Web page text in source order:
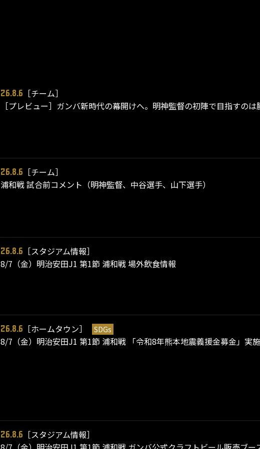
26.8.6
［チーム］
［プレビュー］ガンバ新時代の幕開けへ。明神監督の初陣で目指すのは
26.8.6
［チーム］
浦和戦 試合前コメント（明神監督、中谷選手、山下選手）
26.8.6
［スタジアム情報］
8/7（金）明治安田J1 第1節 浦和戦 場外飲食情報
26.8.6 ［ホームタウン］ SDGs
8/7（金）明治安田J1 第1節 浦和戦 「令和8年熊本地震義援金募金」実
26.8.6
［スタジアム情報］